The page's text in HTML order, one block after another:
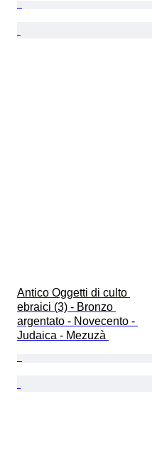
Antico Oggetti di culto
ebraici (3) - Bronzo
argentato - Novecento -
Judaica - Mezuzà